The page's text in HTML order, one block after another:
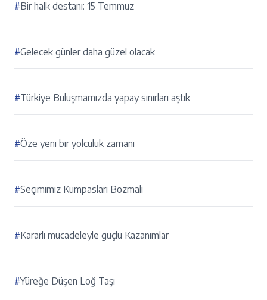
#Bir halk destanı: 15 Temmuz
#Gelecek günler daha güzel olacak
#Türkiye Buluşmamızda yapay sınırları aştık
#Öze yeni bir yolculuk zamanı
#Seçimimiz Kumpasları Bozmalı
#Kararlı mücadeleyle güçlü Kazanımlar
#Yüreğe Düşen Loğ Taşı